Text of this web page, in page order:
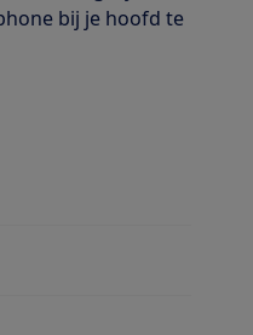
bij je hoofd te
voor Noise cancelling